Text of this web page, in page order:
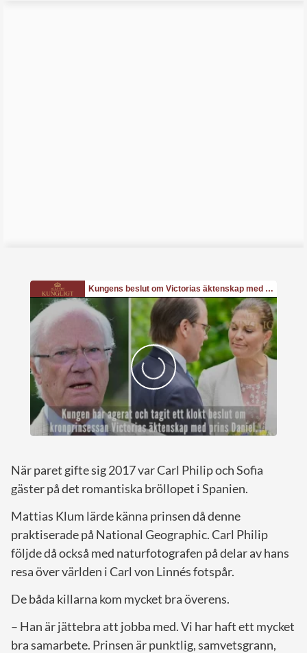
När paret gifte sig 2017 var Carl Philip och Sofia
gäster på det romantiska bröllopet i Spanien.
Mattias Klum lärde känna prinsen då denne
praktiserade på National Geographic. Carl Philip
följde då också med naturfotografen på delar av hans
resa över världen i Carl von Linnés fotspår.
De båda killarna kom mycket bra överens.
– Han är jättebra att jobba med. Vi har haft ett mycket
bra samarbete. Prinsen är punktlig, samvetsgrann,